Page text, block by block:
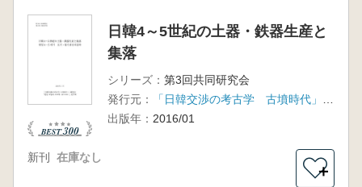
日韓4～5世紀の土器・鉄器生産と
集落
シリーズ： 第3回共同研究会
発行元：
「日韓交渉の考古学 古墳時代」研究会
出版年： 2016/01
新刊 在庫なし
＋